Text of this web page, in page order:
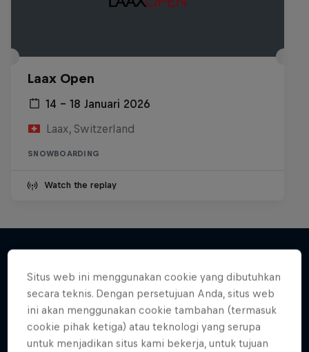
Laax Open
14 – 18 Januari 2026
Laax, Switzerland
SNOWBOARDING
Watch the replay
Lebih banyak seperti ini
Situs web ini menggunakan cookie yang dibutuhkan
secara teknis. Dengan persetujuan Anda, situs web
ini akan menggunakan cookie tambahan (termasuk
cookie pihak ketiga) atau teknologi yang serupa
untuk menjadikan situs kami bekerja, untuk tujuan